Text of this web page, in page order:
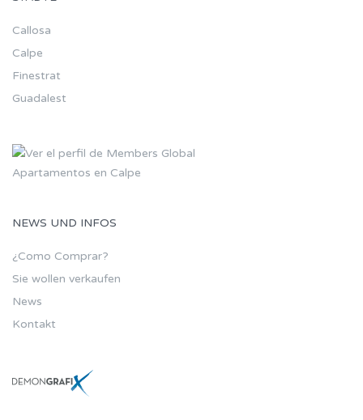
Callosa
Calpe
Finestrat
Guadalest
Apartamentos en Calpe
NEWS UND INFOS
¿Como Comprar?
Sie wollen verkaufen
News
Kontakt